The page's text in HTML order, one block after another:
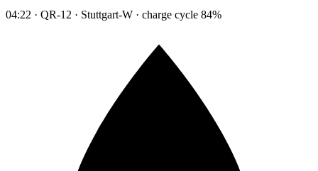
04:22 · QR-12 · Stuttgart-W · charge cycle 84%